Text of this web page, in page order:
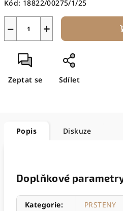
Kód: 18822/00275/1/25
+
−
Zeptat se Sdílet
Popis Diskuze
Doplňkové
Kategorie:
PRSTENY